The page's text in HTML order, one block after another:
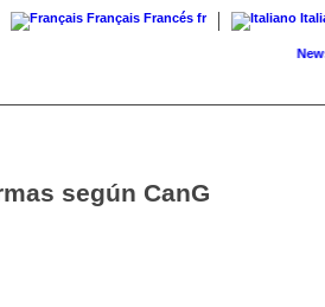
Français Francés fr
según CanG